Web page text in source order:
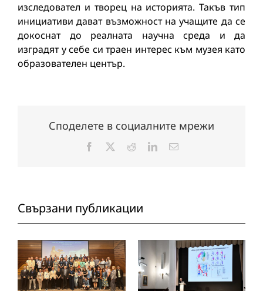
изследовател и творец на историята. Такъв тип
инициативи дават възможност на учащите да се
докоснат до реалната научна среда и да
изградят у себе си траен интерес към музея като
образователен център.
Споделете в социалните мрежи
Facebook RedditLinkedInЕлектронна
Свързани публикации